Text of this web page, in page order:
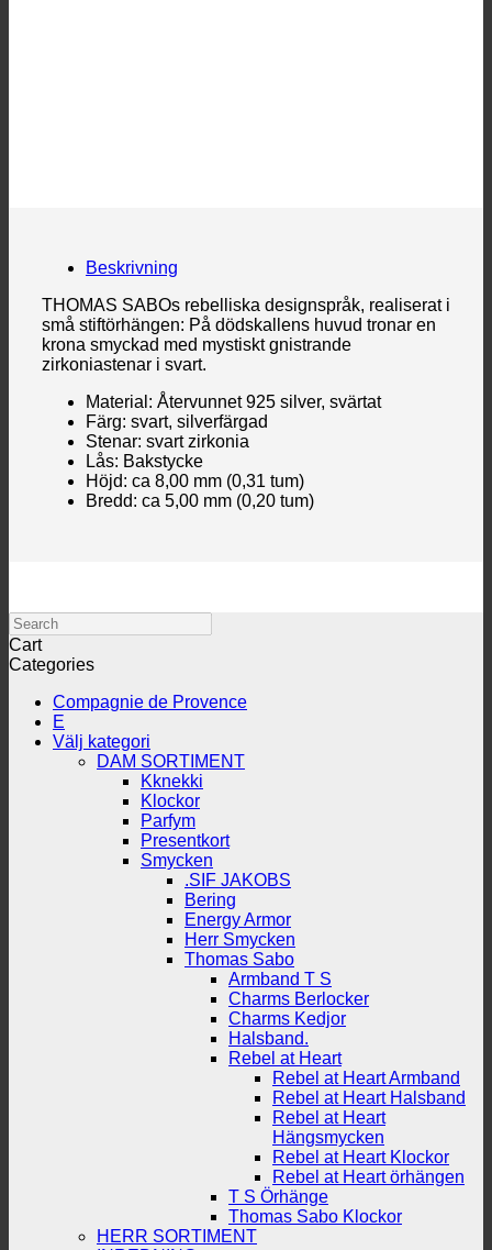
Beskrivning
THOMAS SABOs rebelliska designspråk, realiserat i
små stiftörhängen: På dödskallens huvud tronar en
krona smyckad med mystiskt gnistrande
zirkoniastenar i svart.
Material: Återvunnet 925 silver, svärtat
Färg: svart, silverfärgad
Stenar: svart zirkonia
Lås: Bakstycke
Höjd: ca 8,00 mm (0,31 tum)
Bredd: ca 5,00 mm (0,20 tum)
Search
Cart
Categories
Compagnie de Provence
E
Välj kategori
DAM SORTIMENT
Kknekki
Klockor
Parfym
Presentkort
Smycken
.SIF JAKOBS
Bering
Energy Armor
Herr Smycken
Thomas Sabo
Armband T S
Charms Berlocker
Charms Kedjor
Halsband.
Rebel at Heart
Rebel at Heart Armband
Rebel at Heart Halsband
Rebel at Heart
Hängsmycken
Rebel at Heart Klockor
Rebel at Heart örhängen
T S Örhänge
Thomas Sabo Klockor
HERR SORTIMENT